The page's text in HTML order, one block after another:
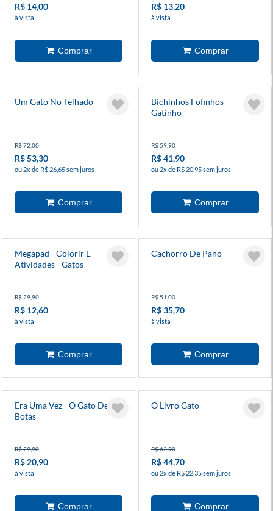
R$ 14,00
à vista
R$ 13,20
à vista
Um Gato No Telhado
R$ 72,00
R$ 53,30
ou 2x de R$ 26,65 sem juros
Bichinhos Fofinhos -
Gatinho
R$ 59,90
R$ 41,90
ou 2x de R$ 20,95 sem juros
Megapad - Colorir E
Atividades - Gatos
R$ 29,90
R$ 12,60
à vista
Cachorro De Pano
R$ 51,00
R$ 35,70
à vista
Era Uma Vez - O Gato De
Botas
R$ 29,90
R$ 20,90
à vista
O Livro Gato
R$ 62,90
R$ 44,70
ou 2x de R$ 22,35 sem juros